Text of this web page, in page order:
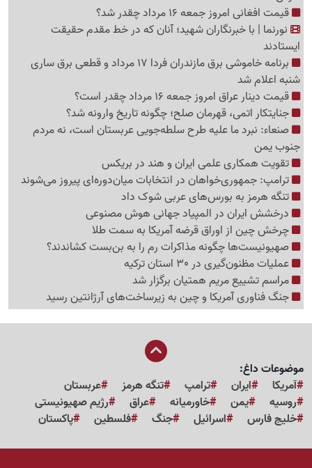
قیمت افغانی امروز جمعه 16 مرداد چقدر شد؟
نورنما | با خبرنگاران شهید؛ آنان که در خط مقدم حقیقت
ایستادند
برنامه خاموشی برق مازندران فردا 17 مرداد و قطعی برق ساری
شنبه اعلام شد
قیمت دینار عراق امروز جمعه 16 مرداد چقدر است؟
جنایتکار اتمی، قهرمان صلح؛ چگونه تاریخ وارونه شد؟
صنعاء: نبرد ما علیه طرح سلطه‌جویی عربستان است، نه مردم
جنوب یمن
تقویت همکاری علمی ایران و هند در بریکس
ترامپ: جمهوری‌خواهان در انتخابات میان‌دوره‌ای پیروز می‌شوند
تنگه هرمز به بورس‌های عربی شوک داد
درخشش ایران در المپیاد جهانی هوش مصنوعی
چرخش چین از اوراق قرضه آمریکا به سمت طلا
صهیونیست‌ها چگونه مذاکرات رم را به بن‌بست کشاندند؟
عملیات مظنون‌گیری در 30 استان ترکیه
مراسم تشییع مریم همتیان برگزار شد
جنگ فناوری آمریکا و چین به زیرساخت‌های آرژانتین رسید
موضوعات داغ:
آمریکا
ایران ترامپ تنگه هرمز
عربستان
روسیه
یمن خاورمیانه عراق
رژیم صهیونیستی
خلیج فارس
اسرائیل جنگ فلسطین پاکستان